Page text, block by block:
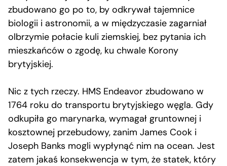
zbudowano go po to, by odkrywał tajemnice
biologii i astronomii, a w międzyczasie zagarniał
olbrzymie połacie kuli ziemskiej, bez pytania ich
mieszkańców o zgodę, ku chwale Korony
brytyjskiej.
Nic z tych rzeczy. HMS Endeavor zbudowano w
1764 roku do transportu brytyjskiego węgla. Gdy
odkupiła go marynarka, wymagał gruntownej i
kosztownej przebudowy, zanim James Cook i
Joseph Banks mogli wypłynąć nim na ocean. Jest
zatem jakaś konsekwencja w tym, że statek, który